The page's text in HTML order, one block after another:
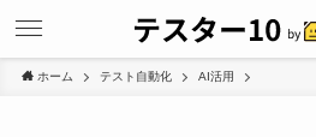
ホーム テスト自動化 AI活用